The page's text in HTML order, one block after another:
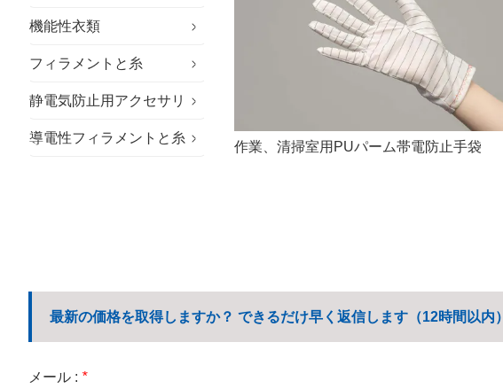
特殊生地
サステナブルな生地
アウトドア用生地
機能性衣類
特殊作業服
クリーンルーム用衣類
一般作業服
フィラメントと糸
難燃性糸
静電気防止用アクセサリ
静電気防止手袋
導電性フィラメントと糸
作業、清掃室用PUパーム帯電防止手袋
最新の価格を取得しますか？ できるだけ早く返信します（12時間以内）
メール : *